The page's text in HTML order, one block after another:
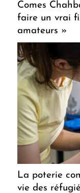
Comes
faire un vrai
amateurs »
La poterie
vie des